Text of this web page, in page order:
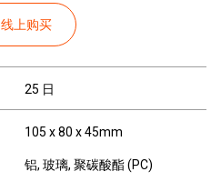
线上购买
25 日
105 x 80 x 45mm
铝, 玻璃, 聚碳酸酯 (PC)